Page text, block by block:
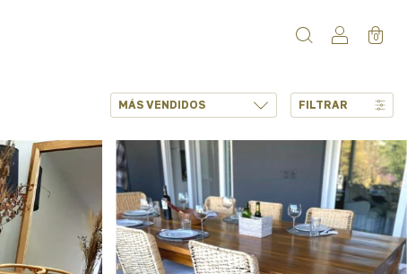
0
FILTRAR